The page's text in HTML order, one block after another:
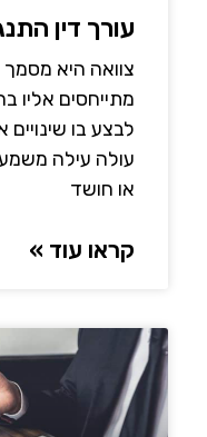
עורך דין
צוואה היא
מתייחסים אליו
לבצע בו
עולה עילה
או חושד
קראו עוד »